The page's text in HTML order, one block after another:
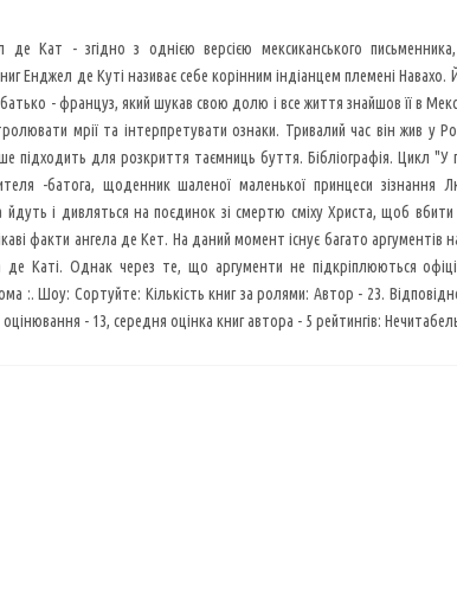
Кат - згідно з однією версією мексиканського
Енджел де Куті називає себе корінним індіанцем племені
- француз, який шукав свою долю і все життя знайшов її в
мрії та інтерпретувати ознаки. Тривалий час він жив у
підходить для розкриття таємниць буття. Бібліографія. Цикл
-батога, щоденник шаленої маленької принцеси
йдуть і дивляться на поєдинок зі смертю сміху Христа, щоб
факти ангела де Кет. На даний момент існує багато аргументів
де Каті. Однак через те, що аргументи не підкріплюються
:. Шоу: Сортуйте: Кількість книг за ролями: Автор - 23.
- 13, середня оцінка книг автора - 5 рейтингів: